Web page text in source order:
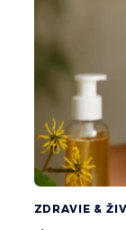
ZDRAVIE &